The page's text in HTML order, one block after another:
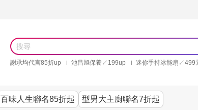
謝承均代言85折up 池昌旭保養↙199up
迷你手持冰能扇↙499
百味人生聯名85折起 型男大主廚聯名7折起